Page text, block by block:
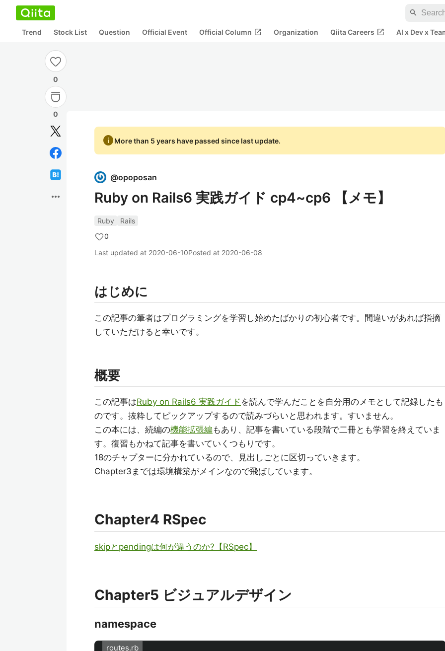
search
Trend Stock List Question Official Event Official Column open_in_new Organization Qiita Careers open_in_new AI x Dev x
0
0
more_horiz
infoMore than 5 years have passed since last update.
@opoposan
Ruby on Rails6 実践ガイド cp4~cp6 【メモ】
Ruby
Rails
0
Last updated at 2020-06-10Posted at 2020-06-08
はじめに
この記事の筆者はプログラミングを学習し始めたばかりの初心者です。間違いがあれば指摘
していただけると幸いです。
概要
この記事はRuby on Rails6 実践ガイド を読んで学んだことを自分用のメモとして記録したも
のです。抜粋してピックアップするので読みづらいと思われます。すいません。
この本には、続編の機能拡張編 もあり、記事を書いている段階で二冊とも学習を終えていま
す。復習もかねて記事を書いていくつもりです。
18のチャプターに分かれているので、見出しごとに区切っていきます。
Chapter3までは環境構築がメインなので飛ばしています。
Chapter4 RSpec
skipとpendingは何が違うのか?【RSpec】
Chapter5 ビジュアルデザイン
namespace
routes.rb